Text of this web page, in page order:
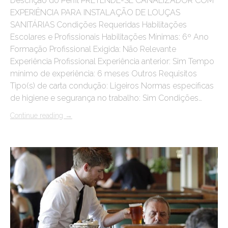
EXPERIÊNCIA PARA INSTALAÇÃO DE LOUÇAS
SANITÁRIAS Condições Requeridas Habilitações
Escolares e Profissionais Habilitações Mínimas: 6º Ano
Formação Profissional Exigida: Não Relevante
Experiência Profissional Experiência anterior: Sim Tempo
mínimo de experiência: 6 meses Outros Requisitos
Tipo(s) de carta condução: Ligeiros Normas específicas
de higiene e segurança no trabalho: Sim Condições…
Continue reading →